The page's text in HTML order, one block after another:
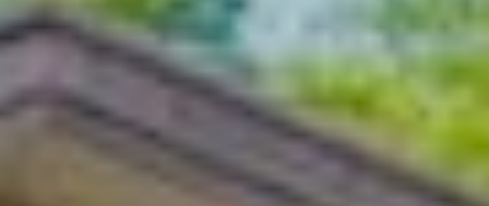
白馬を楽しむ
グリーンシーズン
アクティビティ
ウィンターシーズン
アクティビティ